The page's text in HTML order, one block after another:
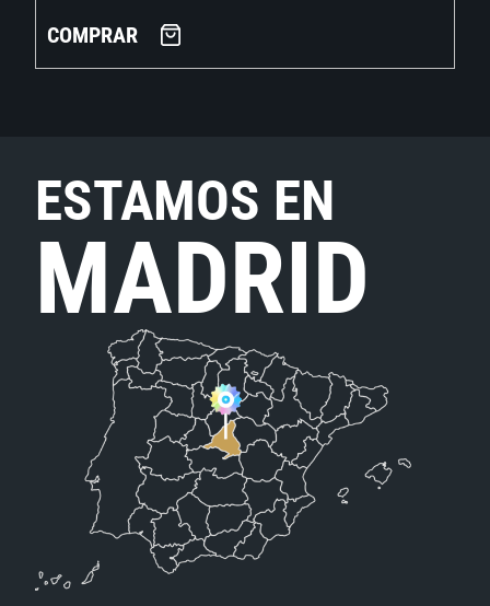
COMPRAR
ESTAMOS EN
MADRID